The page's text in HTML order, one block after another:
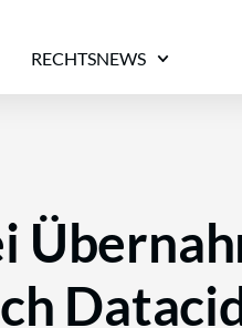
RECHTSNEWS